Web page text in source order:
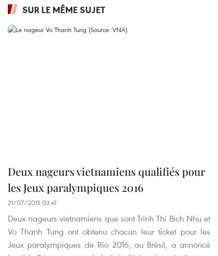
SUR LE MÊME SUJET
Deux nageurs vietnamiens qualifiés pour
les Jeux paralympiques 2016
21/07/2015 03:41
Deux nageurs vietnamiens que sont Trinh Thi Bich Nhu et
Vo Thanh Tung ont obtenu chacun leur ticket pour les
Jeux paralympiques de Rio 2016, au Brésil, a annoncé